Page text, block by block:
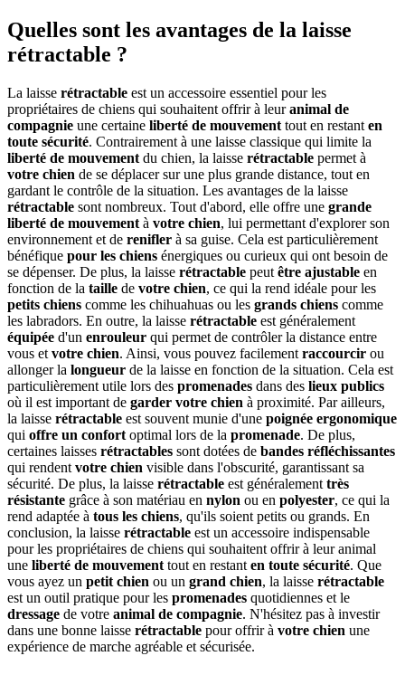
Quelles sont les avantages de la laisse
rétractable ?
La laisse rétractable est un accessoire essentiel pour les
propriétaires de chiens qui souhaitent offrir à leuranimal de
compagnie une certaine liberté de mouvement tout en restant en
toute sécurité. Contrairement à une laisse classique qui limite la
liberté de mouvement du chien, la laisse rétractable permet à
votre chien de se déplacer sur une plus grande distance, tout en
gardant le contrôle de la situation. Les avantages de la laisse
rétractable sont nombreux. Tout d'abord, elle offre une grande
liberté de mouvement à votre chien, lui permettant d'explorer son
environnement et de renifler à sa guise. Cela est particulièrement
bénéfique pour les chiens énergiques ou curieux qui ont besoin de
se dépenser. De plus, la laisse rétractable peut être ajustable en
fonction de la taille de votre chien, ce qui la rend idéale pour les
petits chiens comme les chihuahuas ou les grands chiens comme
les labradors. En outre, la laisse rétractable est généralement
équipée d'un enrouleur qui permet de contrôler la distance entre
vous et votre chien. Ainsi, vous pouvez facilement raccourcir ou
allonger la longueur de la laisse en fonction de la situation. Cela est
particulièrement utile lors des promenades dans des lieux publics
où il est important de garder votre chien à proximité. Par ailleurs,
la laisse rétractable est souvent munie d'une poignée ergonomique
qui offre un confort optimal lors de la promenade. De plus,
certaines laisses rétractables sont dotées de bandes réfléchissantes
qui rendent votre chien visible dans l'obscurité, garantissant sa
sécurité. De plus, la laisse rétractable est généralement très
résistante grâce à son matériau en nylon ou en polyester, ce qui la
rend adaptée à tous les chiens, qu'ils soient petits ou grands. En
conclusion, la laisse rétractable est un accessoire indispensable
pour les propriétaires de chiens qui souhaitent offrir à leur animal
une liberté de mouvement tout en restant en toute sécurité. Que
vous ayez un petit chien ou un grand chien, la laisse rétractable
est un outil pratique pour les promenades quotidiennes et le
dressage de votre animal de compagnie. N'hésitez pas à investir
dans une bonne laisse rétractable pour offrir à votre chien une
expérience de marche agréable et sécurisée.